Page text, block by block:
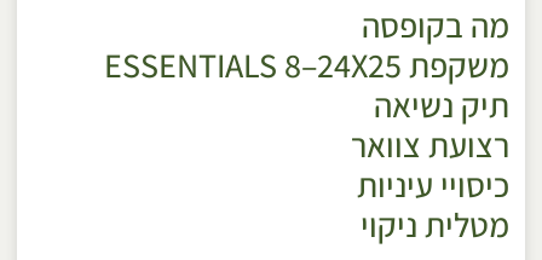
מה בקופסה
משקפת ESSENTIALS 8–24X25
תיק נשיאה
רצועת צוואר
כיסויי עיניות
מטלית ניקוי